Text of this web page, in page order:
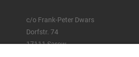
c/o Frank-Peter Dwars
Dorfstr. 74
17111 Sarow